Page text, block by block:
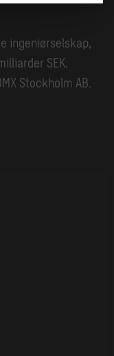
ingeniørselskap,
SEK.
Stockholm AB.